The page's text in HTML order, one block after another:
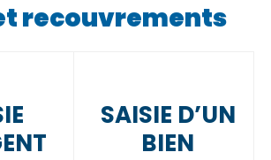
recouvrements
SAISIE D’UN
BIEN